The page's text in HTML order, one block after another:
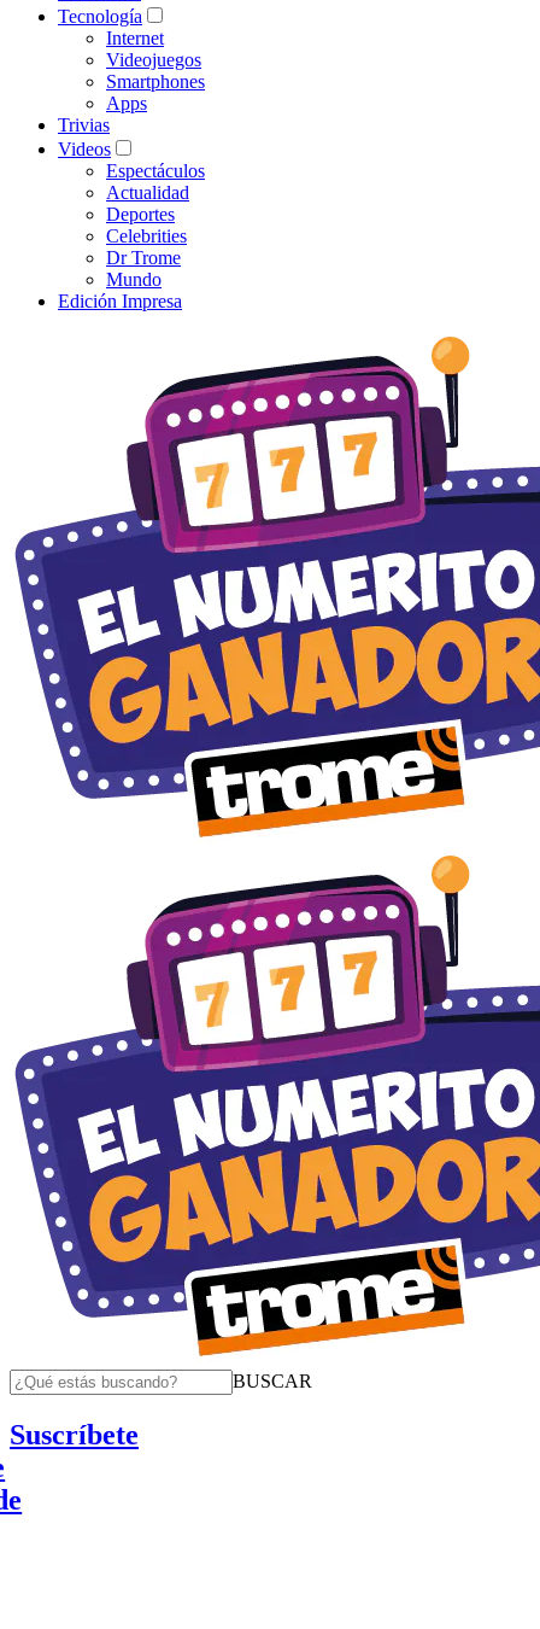
Tecnología
Internet
Videojuegos
Smartphones
Apps
Trivias
Videos
Espectáculos
Actualidad
Deportes
Celebrities
Dr Trome
Mundo
Edición Impresa
BUSCAR
Suscríbete